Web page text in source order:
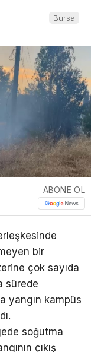
Bursa
ABONE OL
bir
çok sayıda
sürede
yangın kampüs
soğutma
çıkış